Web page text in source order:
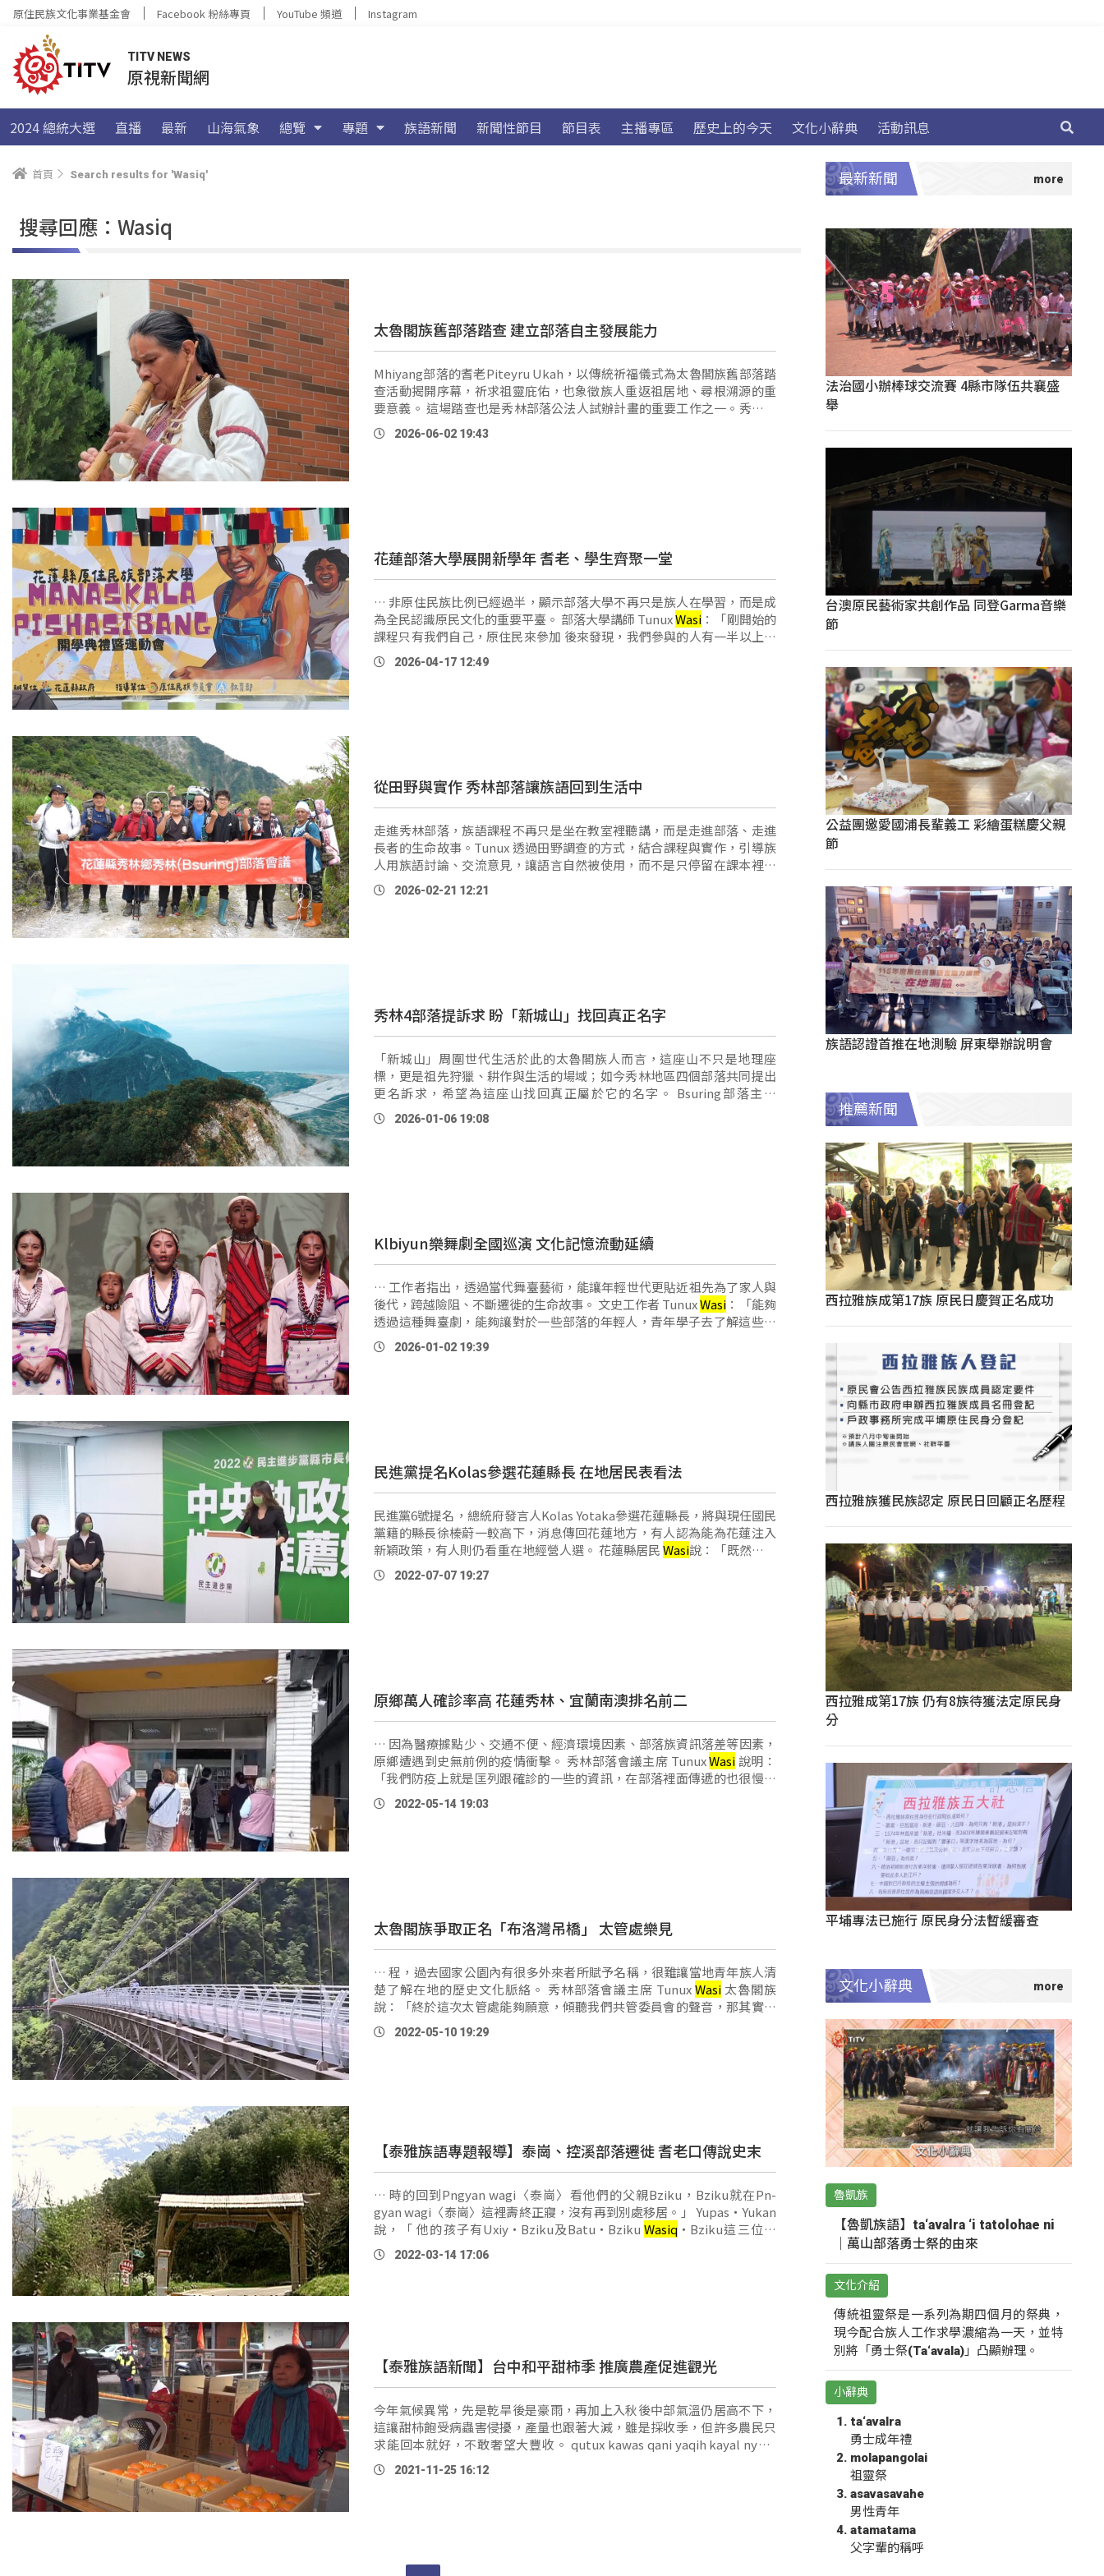
原住民族文化事業基金會 Facebook 粉絲專頁 YouTube 頻道 Instagram
TITV NEWS
原視新聞網
2024 總統大選 直播 最新 山海氣象 總覽 專題 族語新聞 新聞性節目 節目表 主播專區 歷史上的今天 文化小辭典 活動訊息
首頁 Search results for 'Wasiq'
搜尋回應：Wasiq
太魯閣族舊部落踏查 建立部落自主發展能力
Mhiyang部落的耆老Piteyru Ukah，以傳統祈福儀式為太魯閣族舊部落踏
查活動揭開序幕，祈求祖靈庇佑，也象徵族人重返祖居地、尋根溯源的重
要意義。 這場踏查也是秀林部落公法人試辦計畫的重要工作之一。秀林部
落主席TunuxWasi 表示，推動部落公法人不只是 …
2026-06-02 19:43
花蓮部落大學展開新學年 耆老、學生齊聚一堂
… 非原住民族比例已經過半，顯示部落大學不再只是族人在學習，而是成
為全民認識原民文化的重要平臺。 部落大學講師 TunuxWasi ：「剛開始的
課程只有我們自己，原住民來參加 後來發現，我們參與的人有一半以上，
有時候甚至超過一半都是漢人 。那剛好 …
2026-04-17 12:49
從田野與實作 秀林部落讓族語回到生活中
走進秀林部落，族語課程不再只是坐在教室裡聽講，而是走進部落、走進
長者的生命故事。Tunux 透過田野調查的方式，結合課程與實作，引導族
人用族語討論、交流意見，讓語言自然被使用，而不是只停留在課本裡。
Bsuring（秀林部落）部落主席 Tunux
2026-02-21 12:21
秀林4部落提訴求 盼「新城山」找回真正名字
「新城山」周圍世代生活於此的太魯閣族人而言，這座山不只是地理座
標，更是祖先狩獵、耕作與生活的場域；如今秀林地區四個部落共同提出
更名訴求，希望為這座山找回真正屬於它的名字。 Bsuring部落主席
TunuxWasi ：「新城山它其實位於的位置，就是位在 …
2026-01-06 19:08
Klbiyun樂舞劇全國巡演 文化記憶流動延續
… 工作者指出，透過當代舞臺藝術，能讓年輕世代更貼近祖先為了家人與
後代，跨越險阻、不斷遷徙的生命故事。​ 文史工作者 TunuxWasi ：「能夠
透過這種舞臺劇，能夠讓對於一些部落的年輕人，青年學子去了解這些過
去發生，祖先為了遷徙為了妻小，為了後代 …
2026-01-02 19:39
民進黨提名Kolas參選花蓮縣長 在地居民表看法
民進黨6號提名，總統府發言人Kolas Yotaka參選花蓮縣長，將與現任國民
黨籍的縣長徐榛蔚一較高下，消息傳回花蓮地方，有人認為能為花蓮注入
新穎政策，有人則仍看重在地經營人選。 花蓮縣居民Wasi說：「既然要派
原住民出來選花蓮的地方長官，為何為 …
2022-07-07 19:27
原鄉萬人確診率高 花蓮秀林、宜蘭南澳排名前二
… 因為醫療據點少、交通不便、經濟環境因素、部落族資訊落差等因素，
原鄉遭遇到史無前例的疫情衝擊。 秀林部落會議主席 TunuxWasi說明：
「我們防疫上就是匡列跟確診的一些的資訊，在部落裡面傳遞的也很慢又
加上衛生單位，在提供這些匡列確診的資 …
2022-05-14 19:03
太魯閣族爭取正名「布洛灣吊橋」 太管處樂見
… 程，過去國家公園內有很多外來者所賦予名稱，很難讓當地青年族人清
楚了解在地的歷史文化脈絡。 秀林部落會議主席 TunuxWasi 太魯閣族
說：「終於這次太管處能夠願意，傾聽我們共管委員會的聲音，那其實我
也是樂觀其成，當然太魯閣國家公園裡面 …
2022-05-10 19:29
【泰雅族語專題報導】泰崗、控溪部落遷徙 耆老口傳說史末
… 時的回到Pngyan wagi〈泰崗〉看他們的父親Bziku，Bziku就在Pn-
gyan wagi〈泰崗〉這裡壽終正寢，沒有再到別處移居。」 Yupas‧Yukan
說，「 他的孩子有Uxiy‧Bziku及Batu‧Bziku Wasiq ‧Bziku這三位孩
子。Uxiy‧Bziku的後代是分布在Pn-gyan wagi〈泰崗〉這裡跟
Thyakan，而分居在Hbun Tunan 〈秀巒〉那邊也是Uxiy‧Bziku的子
2022-03-14 17:06
【泰雅族語新聞】台中和平甜柿季 推廣農產促進觀光
今年氣候異常，先是乾旱後是豪雨，再加上入秋後中部氣溫仍居高不下，
這讓甜柿飽受病蟲害侵擾，產量也跟著大減，雖是採收季，但許多農民只
求能回本就好，不敢奢望大豐收。 qutux kawas qani yaqih kayal nya si
tkzyay ru si qwalax, tmwang trang mzyup hoqan abaw te ska na
Taywan ga, siwagiqkinkilux nya, yan qaniy kayal ga …
2021-11-25 16:12
最新新聞
法治國小辦棒球交流賽 4縣市隊伍共襄盛
舉
台澳原民藝術家共創作品 同登Garma音樂
節
公益團邀愛國浦長輩義工 彩繪蛋糕慶父親
節
族語認證首推在地測驗 屏東舉辦說明會
推薦新聞
西拉雅族成第17族 原民日慶賀正名成功
西拉雅族獲民族認定 原民日回顧正名歷程
西拉雅成第17族 仍有8族待獲法定原民身
分
平埔專法已施行 原民身分法暫緩審查
文化小辭典
魯凱族
【魯凱族語】ta‘avalra ‘i tatolohae ni
｜萬山部落勇士祭的由來
文化介紹
傳統祖靈祭是一系列為期四個月的祭典，
現今配合族人工作求學濃縮為一天，並特
別將「勇士祭(Ta‘avala)」凸顯辦理。
小辭典
ta‘avalra
勇士成年禮
molapangolai
祖靈祭
asavasavahe
男性青年
atamatama
父字輩的稱呼